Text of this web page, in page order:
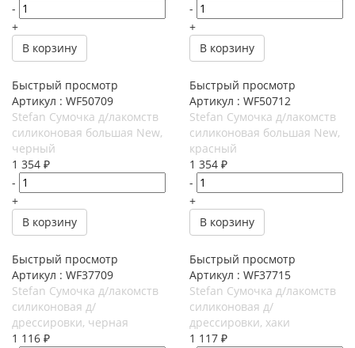
-
+
В корзину
-
+
В корзину
Быстрый просмотр
Артикул : WF50709
Stefan Сумочка д/лакомств
силиконовая большая New,
черный
1 354 ₽
-
+
В корзину
Быстрый просмотр
Артикул : WF50712
Stefan Сумочка д/лакомств
силиконовая большая New,
красный
1 354 ₽
-
+
В корзину
Быстрый просмотр
Артикул : WF37709
Stefan Сумочка д/лакомств
силиконовая д/
дрессировки, черная
1 116 ₽
Быстрый просмотр
Артикул : WF37715
Stefan Сумочка д/лакомств
силиконовая д/
дрессировки, хаки
1 117 ₽